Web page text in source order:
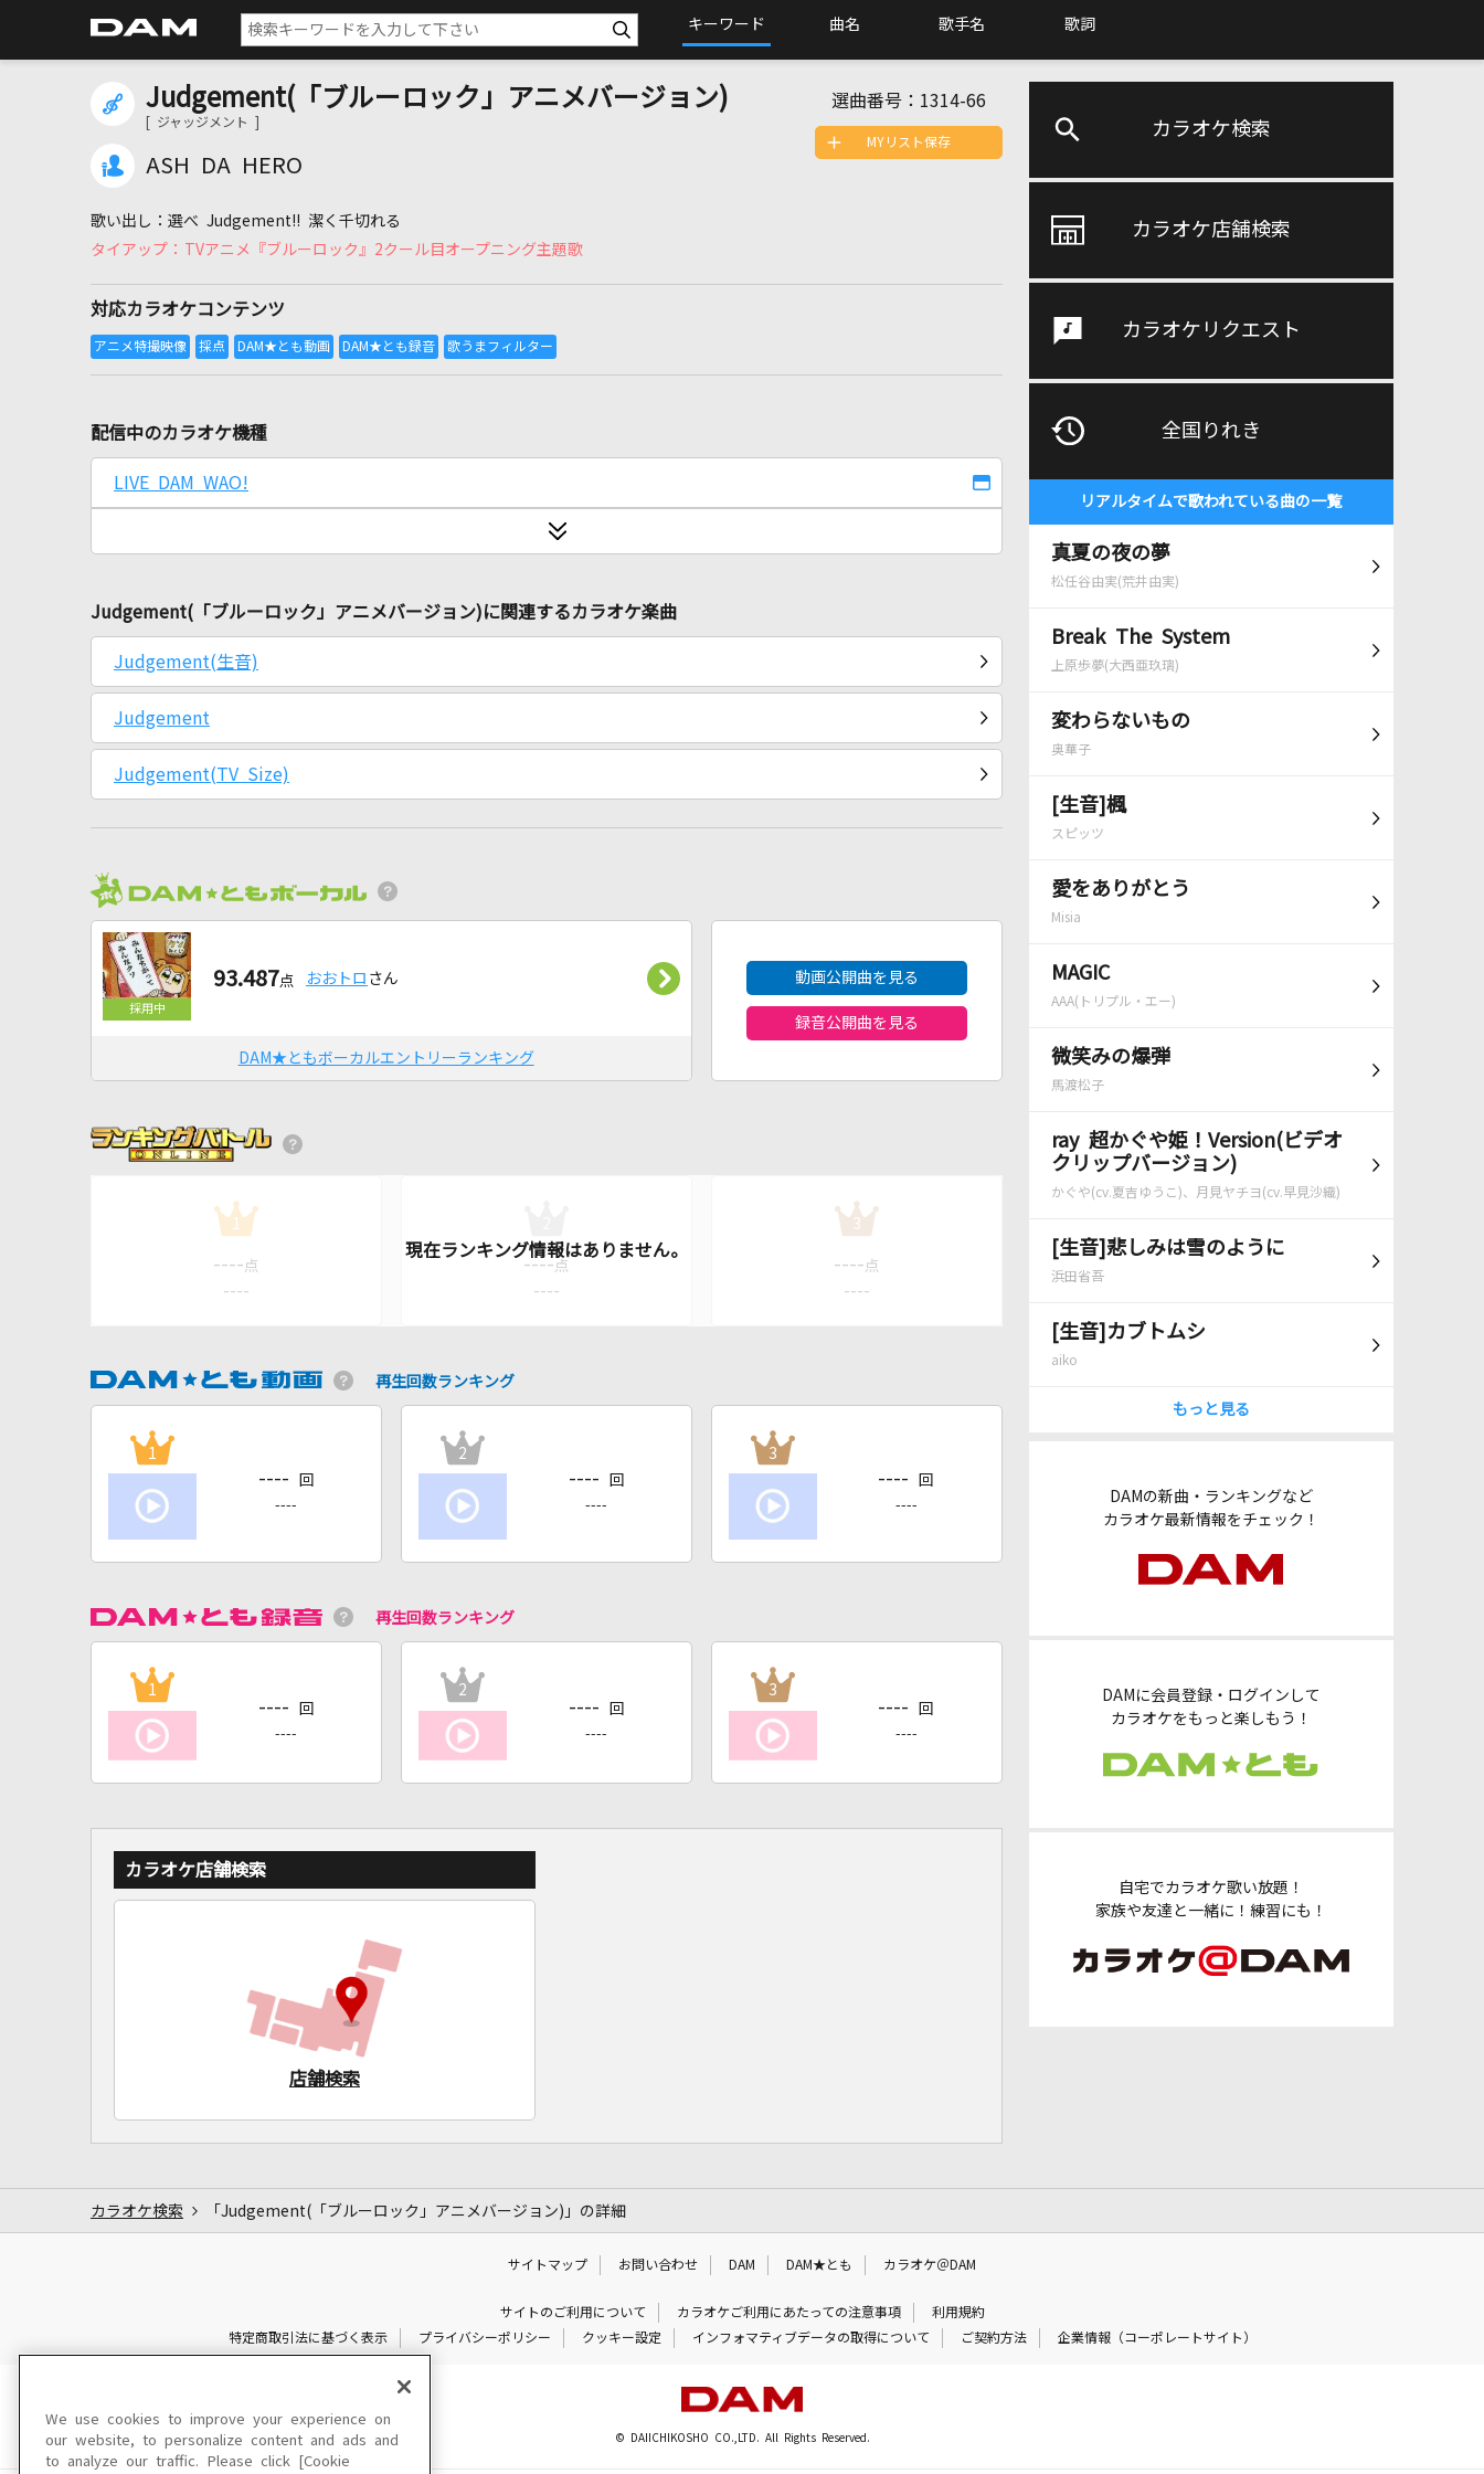
キーワード 曲名 歌手名 歌詞
カラオケ検索
カラオケ店舗検索
カラオケリクエスト
全国りれき
リアルタイムで歌われている曲の一覧
真夏の夜の夢
松任谷由実(荒井由実)
Break The System
上原歩夢(大西亜玖璃)
変わらないもの
奥華子
[生音]楓
スピッツ
愛をありがとう
Misia
MAGIC
AAA(トリプル・エー)
微笑みの爆弾
馬渡松子
ray 超かぐや姫！Version(ビデオ
クリップバージョン)
かぐや(cv.夏吉ゆうこ)、月見ヤチヨ(cv.早見沙織)
[生音]悲しみは雪のように
浜田省吾
[生音]カブトムシ
aiko
もっと見る
DAMの新曲・ランキングなど
カラオケ最新情報をチェック！
DAMに会員登録・ログインして
カラオケをもっと楽しもう！
自宅でカラオケ歌い放題！
家族や友達と一緒に！練習にも！
Judgement(「ブルーロック」アニメバージョン)
[ ジャッジメント ]
ASH DA HERO
選曲番号： 1314-66
選べ Judgement!! 潔く千切れる
TVアニメ『ブルーロック』2クール目オープニング主題歌
対応カラオケコンテンツ
MYリスト保存
配信中のカラオケ機種
LIVE DAM WAO!
Judgement(「ブルーロック」アニメバージョン)に関連するカラオケ楽曲
Judgement(生音)
Judgement
Judgement(TV Size)
93.487点 おおトロ さん
DAM★ともボーカルエントリーランキング
動画公開曲を見る
録音公開曲を見る
1
---- 点
----
---- 点
----
3
---- 点
----
再生回数ランキング
1
---- 回
----
2
---- 回
----
3
---- 回
----
再生回数ランキング
1
---- 回
----
2
---- 回
----
3
---- 回
----
カラオケ店舗検索
店舗検索
カラオケ検索 「Judgement(「ブルーロック」アニメバージョン)」の詳細
サイトマップ お問い合わせ DAM DAM★とも カラオケ＠DAM
サイトのご利用について カラオケご利用にあたっての注意事項
利用規約
特定商取引法に基づく表示
プライバシーポリシー クッキー設定 インフォマティブデータの取得について ご契約方法 企業情報（コーポレートサイト）
© DAIICHIKOSHO CO.,LTD. All Rights Reserved.
We use cookies to improve your experience on
our website, to personalize content and ads and
to analyze our traffic. Please click [Cookie